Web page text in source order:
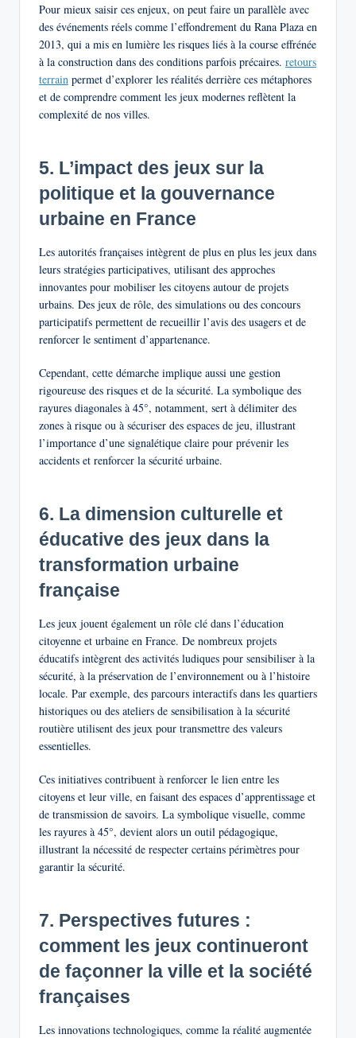
Pour mieux saisir ces enjeux, on peut faire un parallèle avec
des événements réels comme l’effondrement du Rana Plaza en
2013, qui a mis en lumière les risques liés à la course effrénée
à la construction dans des conditions parfois précaires. retours
terrain permet d’explorer les réalités derrière ces métaphores
et de comprendre comment les jeux modernes reflètent la
complexité de nos villes.
5. L’impact des jeux sur la
politique et la gouvernance
urbaine en France
Les autorités françaises intègrent de plus en plus les jeux dans
leurs stratégies participatives, utilisant des approches
innovantes pour mobiliser les citoyens autour de projets
urbains. Des jeux de rôle, des simulations ou des concours
participatifs permettent de recueillir l’avis des usagers et de
renforcer le sentiment d’appartenance.
Cependant, cette démarche implique aussi une gestion
rigoureuse des risques et de la sécurité. La symbolique des
rayures diagonales à 45°, notamment, sert à délimiter des
zones à risque ou à sécuriser des espaces de jeu, illustrant
l’importance d’une signalétique claire pour prévenir les
accidents et renforcer la sécurité urbaine.
6. La dimension culturelle et
éducative des jeux dans la
transformation urbaine
française
Les jeux jouent également un rôle clé dans l’éducation
citoyenne et urbaine en France. De nombreux projets
éducatifs intègrent des activités ludiques pour sensibiliser à la
sécurité, à la préservation de l’environnement ou à l’histoire
locale. Par exemple, des parcours interactifs dans les quartiers
historiques ou des ateliers de sensibilisation à la sécurité
routière utilisent des jeux pour transmettre des valeurs
essentielles.
Ces initiatives contribuent à renforcer le lien entre les
citoyens et leur ville, en faisant des espaces d’apprentissage et
de transmission de savoirs. La symbolique visuelle, comme
les rayures à 45°, devient alors un outil pédagogique,
illustrant la nécessité de respecter certains périmètres pour
garantir la sécurité.
7. Perspectives futures :
comment les jeux continueront
de façonner la ville et la société
françaises
Les innovations technologiques, comme la réalité augmentée